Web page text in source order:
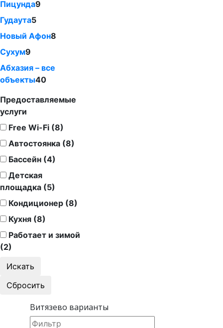
Пицунда9
Гудаута5
Новый Афон8
Сухум9
Абхазия – все
объекты40
Предоставляемые
услуги
Free Wi-Fi (8)
Автостоянка (8)
Бассейн (4)
Детская
площадка (5)
Кондиционер (8)
Кухня (8)
Работает и зимой
(2)
Витязево варианты